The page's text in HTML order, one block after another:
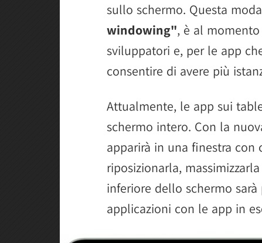
sullo schermo. Questa
windowing", è al
sviluppatori e, per le app
consentire di avere più
Attualmente, le app sui
schermo intero. Con la
apparirà in una finestra
riposizionarla,
inferiore dello schermo
applicazioni con le app in